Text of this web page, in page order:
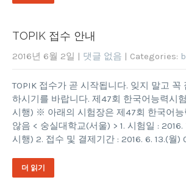
TOPIK 접수 안내
2016년 6월 2일 | 댓글 없음 | Categories:
TOPIK 접수가 곧 시작됩니다. 잊지 말고 꼭
하시기를 바랍니다. 제47회 한국어능력시
시행) ※ 아래의 시험장은 제47회 한국어능
않음 < 숭실대학교(서울) > 1. 시험일 : 2016.
시행) 2. 접수 및 결제기간 : 2016. 6. 13.(월)
더 읽기